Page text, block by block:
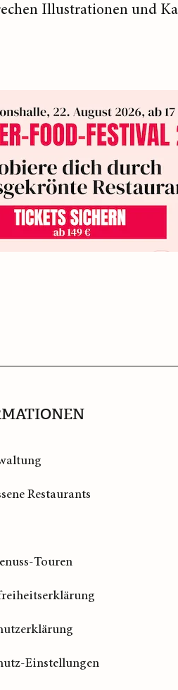
Illustrationen und
Restaurants
Touren
Einstellungen